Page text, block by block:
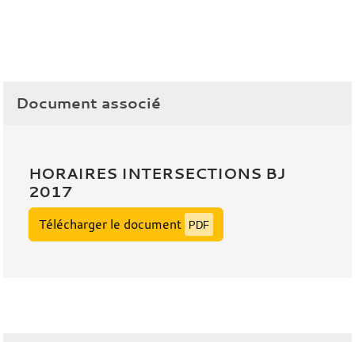
Document associé
HORAIRES INTERSECTIONS BJ
2017
Télécharger le document PDF